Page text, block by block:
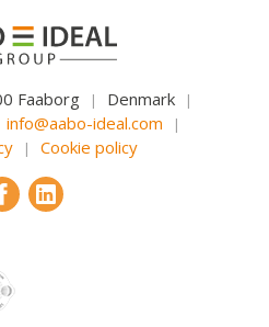
Faaborg | Denmark |
info@aabo-ideal.com |
| Cookie policy